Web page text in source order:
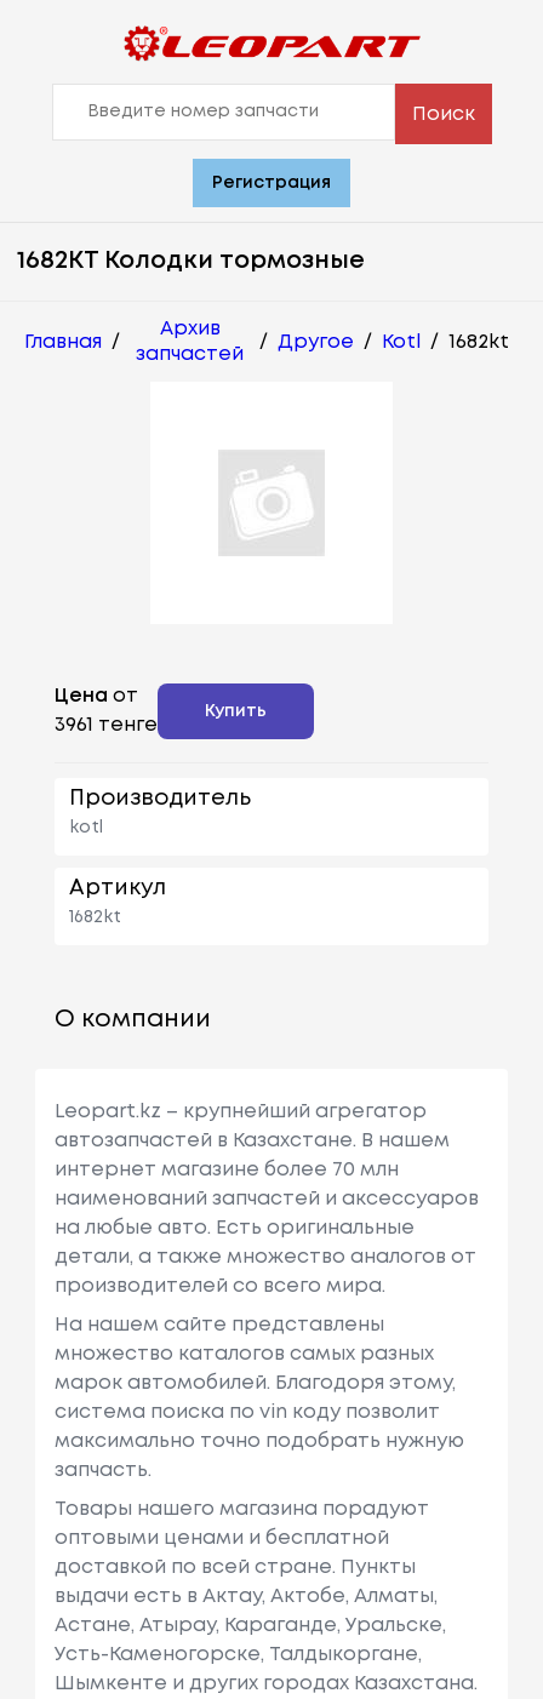
Поиск
Регистрация
1682KT Колодки тормозные
Главная /
Архив
запчастей
/ Другое / Kotl / 1682kt
Цена от
3961 тенге
Купить
Производитель
kotl
Артикул
1682kt
О компании
Leopart.kz – крупнейший агрегатор
автозапчастей в Казахстане. В нашем
интернет магазине более 70 млн
наименований запчастей и аксессуаров
на любые авто. Есть оригинальные
детали, а также множество аналогов от
производителей со всего мира.
На нашем сайте представлены
множество каталогов самых разных
марок автомобилей. Благодоря этому,
система поиска по vin коду позволит
максимально точно подобрать нужную
запчасть.
Товары нашего магазина порадуют
оптовыми ценами и бесплатной
доставкой по всей стране. Пункты
выдачи есть в Актау, Актобе, Алматы,
Астане, Атырау, Караганде, Уральске,
Усть-Каменогорске, Талдыкоргане,
Шымкенте и других городах Казахстана.